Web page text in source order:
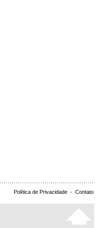
Política de Privacidade - Contato